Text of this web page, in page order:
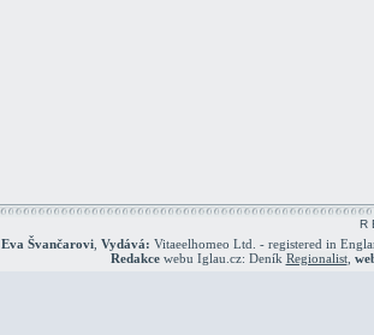
R
Eva Švančarovi Vydává: Vitaeelhomeo Ltd. - registered in
Redakcewebu Iglau.cz: Deník Regionalist,